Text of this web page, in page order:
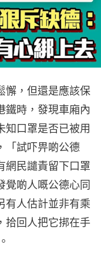
懈，但還是應該保
鐵時，發現車廂內
知口罩是否已被用
「試吓畀啲公德
網民譴責留下口罩
覺啲人嘅公德心同
有人估計並非有乘
拾回人把它挷在手